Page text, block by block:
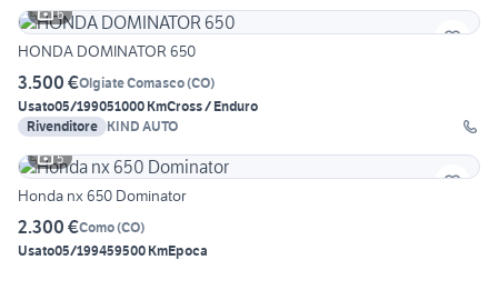
6
HONDA DOMINATOR 650
3.500 €Olgiate Comasco(CO)
Usato05/199051000 KmCross / Enduro
Rivenditore KIND AUTO
5
Honda nx 650 Dominator
2.300 €Como(CO)
Usato05/199459500 KmEpoca